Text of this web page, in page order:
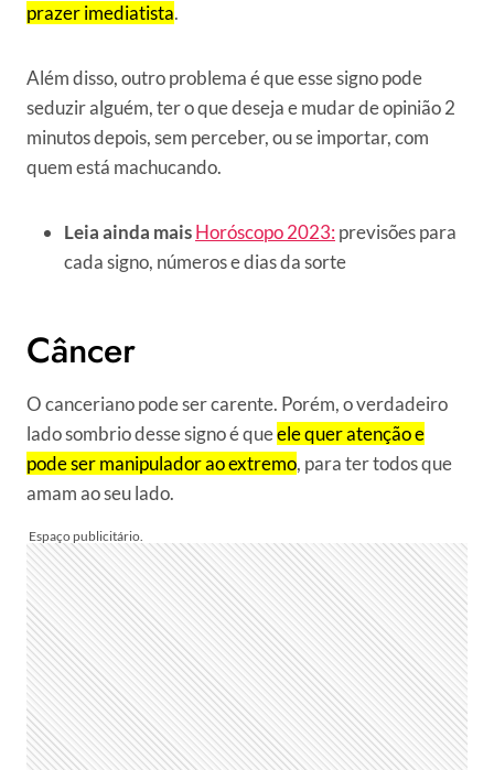
prazer imediatista.
Além disso, outro problema é que esse signo pode
seduzir alguém, ter o que deseja e mudar de opinião 2
minutos depois, sem perceber, ou se importar, com
quem está machucando.
Leia ainda maisHoróscopo 2023: previsões para
cada signo, números e dias da sorte
Câncer
O canceriano pode ser carente. Porém, o verdadeiro
lado sombrio desse signo é queele quer atenção e
pode ser manipulador ao extremo, para ter todos que
amam ao seu lado.